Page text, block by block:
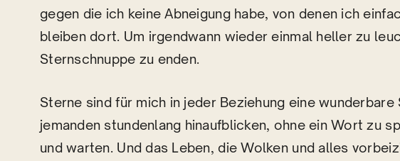
gegen die ich keine Abneigung habe, von denen ich
bleiben dort. Um irgendwann wieder einmal heller zu
Sternschnuppe zu enden.
Sterne sind für mich in jeder Beziehung eine
jemanden stundenlang hinaufblicken, ohne ein Wort zu
und warten. Und das Leben, die Wolken und alles